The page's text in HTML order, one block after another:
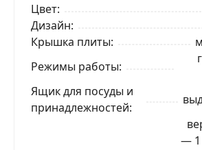
Цвет
Дизайн
Крышка плиты
Режимы работы
Ящик для посуды и
принадлежностей
— 1